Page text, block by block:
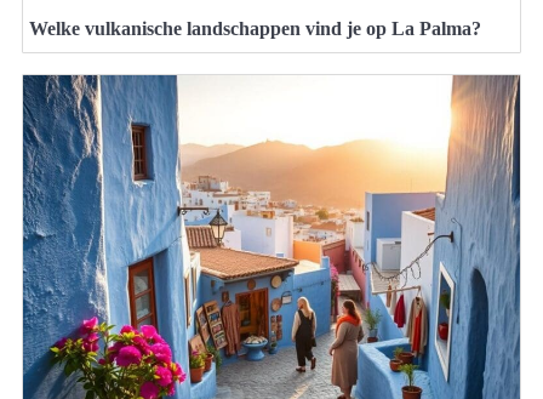
Welke vulkanische landschappen vind je op La Palma?